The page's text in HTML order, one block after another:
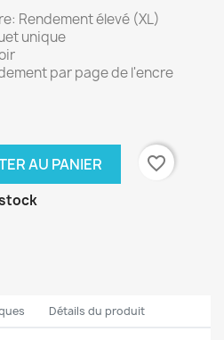
Rendement élevé (XL)
unique
par page de l'encre
AU PANIER
favorite_border
Détails du produit